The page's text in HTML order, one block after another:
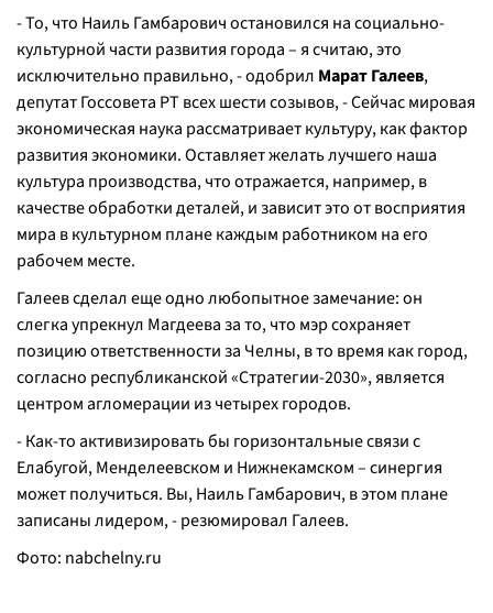
- То, что Наиль Гамбарович остановился на социально-
культурной части развития города – я считаю, это
исключительно правильно, - одобрил Марат Галеев,
депутат Госсовета РТ всех шести созывов, - Сейчас мировая
экономическая наука рассматривает культуру, как фактор
развития экономики. Оставляет желать лучшего наша
культура производства, что отражается, например, в
качестве обработки деталей, и зависит это от восприятия
мира в культурном плане каждым работником на его
рабочем месте.
Галеев сделал еще одно любопытное замечание: он
слегка упрекнул Магдеева за то, что мэр сохраняет
позицию ответственности за Челны, в то время как город,
согласно республиканской «Стратегии-2030», является
центром агломерации из четырех городов.
- Как-то активизировать бы горизонтальные связи с
Елабугой, Менделеевском и Нижнекамском – синергия
может получиться. Вы, Наиль Гамбарович, в этом плане
записаны лидером, - резюмировал Галеев.
Фото: nabchelny.ru